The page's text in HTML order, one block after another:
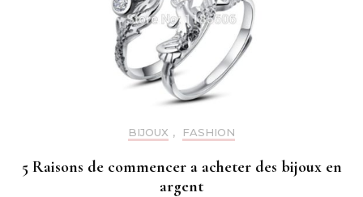
BIJOUX , FASHION
5 Raisons de commencer a acheter des bijoux en
argent